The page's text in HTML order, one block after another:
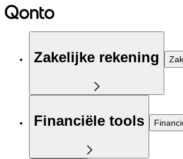
Zakelijke rekening
Financiële tools